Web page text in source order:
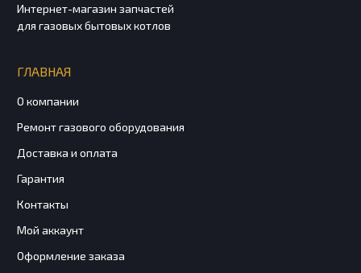
Интернет-магазин запчастей
для газовых бытовых котлов
ГЛАВНАЯ
О компании
Ремонт газового оборудования
Доставка и оплата
Гарантия
Контакты
Мой аккаунт
Оформление заказа